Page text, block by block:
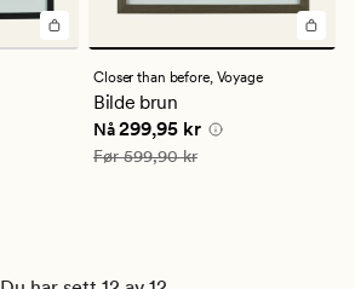
Closer than before, Voyage
Bilde brun
Nåværende pris
Nå299,95 kr
Vanlig pris 599,90 kr
Før599,90 kr